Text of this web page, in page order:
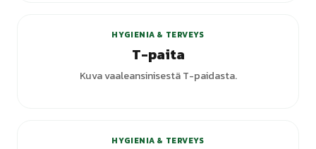
HYGIENIA & TERVEYS
T-paita
Kuva vaaleansinisestä T-paidasta.
HYGIENIA & TERVEYS